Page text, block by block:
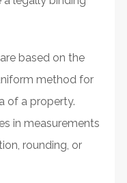
based on the
method for
of a property.
in measurements
rounding, or